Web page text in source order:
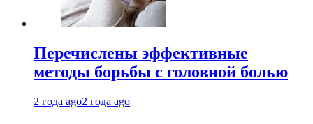
Перечислены эффективные
методы борьбы с головной болью
2 года ago2 года ago